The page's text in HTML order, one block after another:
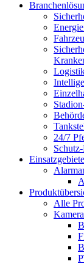
24/7
Einsatzgebiete
Alle